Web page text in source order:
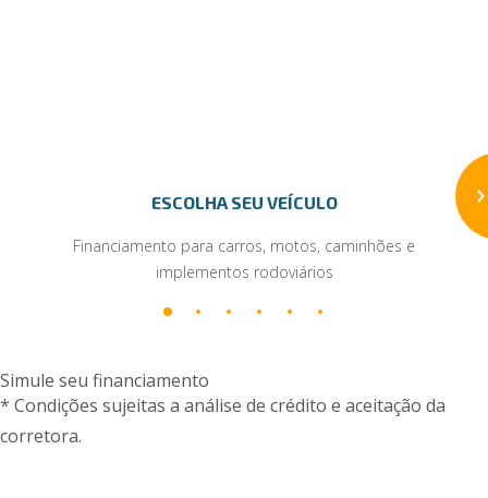
ESCOLHA SEU VEÍCULO
Financiamento para carros, motos, caminhões e
implementos rodoviários
Simule seu financiamento
* Condições sujeitas a análise de crédito e aceitação da
corretora.